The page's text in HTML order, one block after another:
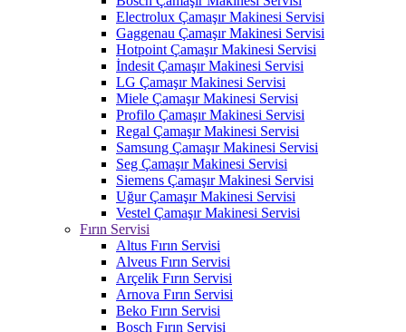
Electrolux Çamaşır Makinesi Servisi
Gaggenau Çamaşır Makinesi Servisi
Hotpoint Çamaşır Makinesi Servisi
İndesit Çamaşır Makinesi Servisi
LG Çamaşır Makinesi Servisi
Miele Çamaşır Makinesi Servisi
Profilo Çamaşır Makinesi Servisi
Regal Çamaşır Makinesi Servisi
Samsung Çamaşır Makinesi Servisi
Seg Çamaşır Makinesi Servisi
Siemens Çamaşır Makinesi Servisi
Uğur Çamaşır Makinesi Servisi
Vestel Çamaşır Makinesi Servisi
Fırın Servisi
Altus Fırın Servisi
Alveus Fırın Servisi
Arçelik Fırın Servisi
Arnova Fırın Servisi
Beko Fırın Servisi
Bosch Fırın Servisi